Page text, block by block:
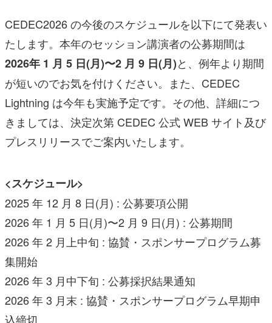
CEDEC2026 の今後のスケジュールを以下にて発表い
たします。本年のセッション講演者の公募期間は
2026年 1 月 5 日(月)〜2 月 9 日(月)と、例年より期間
が短いのでお気を付けください。また、CEDEC
Lightning は今年も実施予定です。その他、詳細につ
きましては、決定次第 CEDEC 公式 WEB サイト及び
プレスリリースでご案内いたします。
<スケジュール>
2025 年 12 月 8 日(月) : 公募要項公開
2026 年 1 月 5 日(月)〜2 月 9 日(月) : 公募期間
2026 年 2 月上中旬 : 協賛・スポンサープログラム募
集開始
2026 年 3 月中下旬 : 公募採択結果通知
2026 年 3 月末 : 協賛・スポンサープログラム早期申
込締切